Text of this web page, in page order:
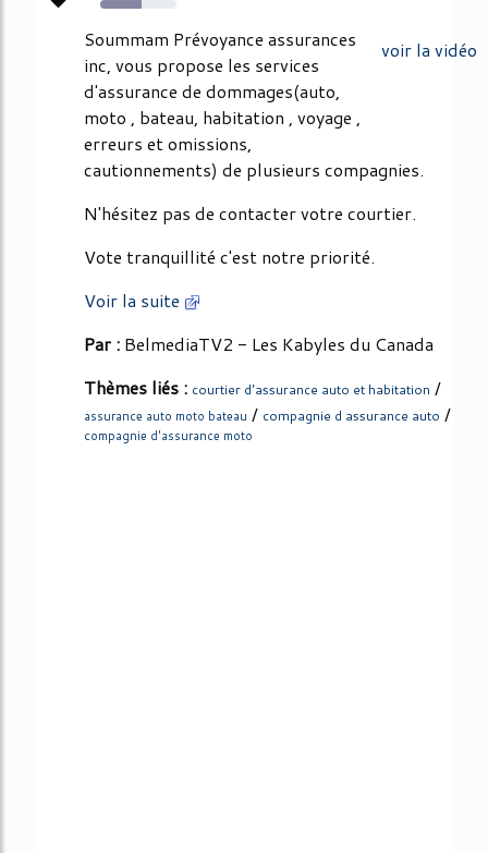
54%
voir la vidéo
Soummam Prévoyance assurances
inc, vous propose les services
d'assurance de dommages(auto,
moto , bateau, habitation , voyage ,
erreurs et omissions,
cautionnements) de plusieurs compagnies.
N'hésitez pas de contacter votre courtier.
Vote tranquillité c'est notre priorité.
Voir la suite
Par : BelmediaTV2 - Les Kabyles du Canada
Thèmes liés : courtier d'assurance auto et habitation /
assurance auto moto bateau / compagnie d assurance auto /
compagnie d'assurance moto